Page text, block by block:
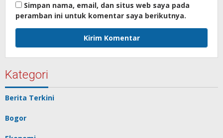
Simpan nama, email, dan situs web saya pada
peramban ini untuk komentar saya berikutnya.
Kategori
Berita Terkini
Bogor